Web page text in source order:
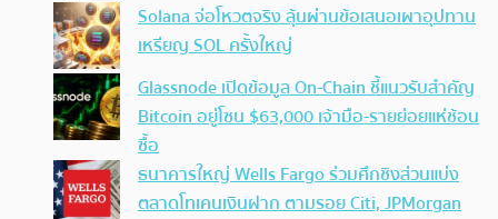
Solana จ่อโหวตจริง ลุ้นผ่านข้อเสนอเผาอุปทาน
เหรียญ SOL ครั้งใหญ่
Glassnode เปิดข้อมูล On-Chain ชี้แนวรับสำคัญ
Bitcoin อยู่โซน $63,000 เจ้ามือ-รายย่อยแห่ช้อน
ซื้อ
ธนาคารใหญ่ Wells Fargo ร่วมศึกชิงส่วนแบ่ง
ตลาดโทเคนเงินฝาก ตามรอย Citi, JPMorgan